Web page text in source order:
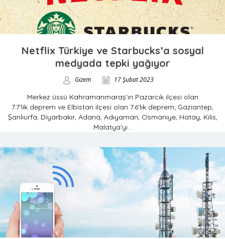
Netflix Türkiye ve Starbucks’a sosyal
medyada tepki yağıyor
Gizem 17 Şubat 2023
Merkez üssü Kahramanmaraş'ın Pazarcık ilçesi olan
7.7'lik deprem ve Elbistan ilçesi olan 7.6'lık deprem; Gaziantep,
Şanlıurfa, Diyarbakır, Adana, Adıyaman, Osmaniye, Hatay, Kilis,
Malatya'yı...